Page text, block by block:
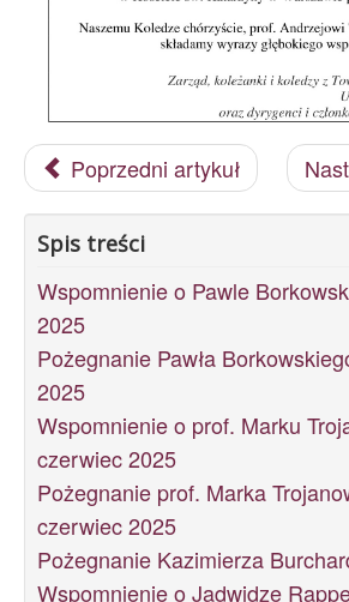
Kontakt
Poprzedni artykuł
Spis treści
Wspomnienie o Pawle
2025
Pożegnanie Pawła
2025
Wspomnienie o prof. Marku
czerwiec 2025
Pożegnanie prof. Marka
czerwiec 2025
Pożegnanie Kazimierza
Wspomnienie o Jadwidze